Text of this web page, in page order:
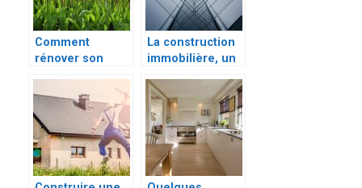
Comment
rénover son
et conseils
La construction
immobilière, un
envergure